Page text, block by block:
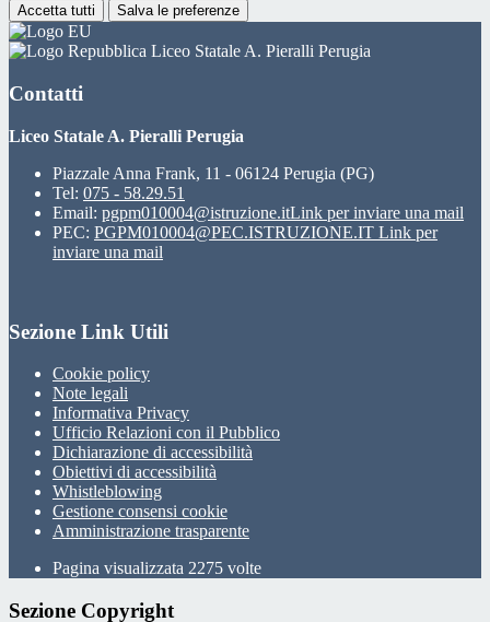
Accetta tutti Salva le preferenze
Liceo Statale A. Pieralli Perugia
Contatti
Liceo Statale A. Pieralli Perugia
Piazzale Anna Frank, 11 - 06124 Perugia (PG)
Tel: 075 - 58.29.51
Email: pgpm010004@istruzione.itLink per inviare una mail
PEC: PGPM010004@PEC.ISTRUZIONE.IT Link per
inviare una mail
Sezione Link Utili
Cookie policy
Note legali
Informativa Privacy
Ufficio Relazioni con il Pubblico
Dichiarazione di accessibilità
Obiettivi di accessibilità
Whistleblowing
Gestione consensi cookie
Amministrazione trasparente
Pagina visualizzata 2275 volte
Sezione Copyright